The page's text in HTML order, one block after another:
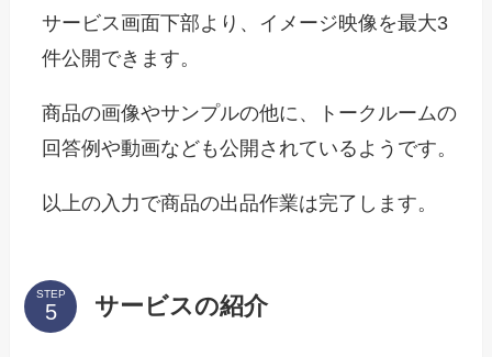
サービス画面下部より、イメージ映像を最大3
件公開できます。
商品の画像やサンプルの他に、トークルームの
回答例や動画なども公開されているようです。
以上の入力で商品の出品作業は完了します。
STEP サービスの紹介